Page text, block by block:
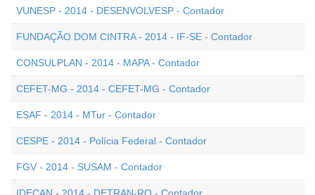
VUNESP - 2014 - DESENVOLVESP - Contador
FUNDAÇÃO DOM CINTRA - 2014 - IF-SE - Contador
CONSULPLAN - 2014 - MAPA - Contador
CEFET-MG - 2014 - CEFET-MG - Contador
ESAF - 2014 - MTur - Contador
CESPE - 2014 - Polícia Federal - Contador
FGV - 2014 - SUSAM - Contador